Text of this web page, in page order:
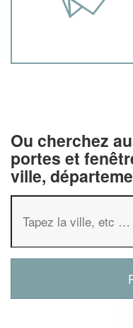
Ou cherchez
portes et
ville,
✕